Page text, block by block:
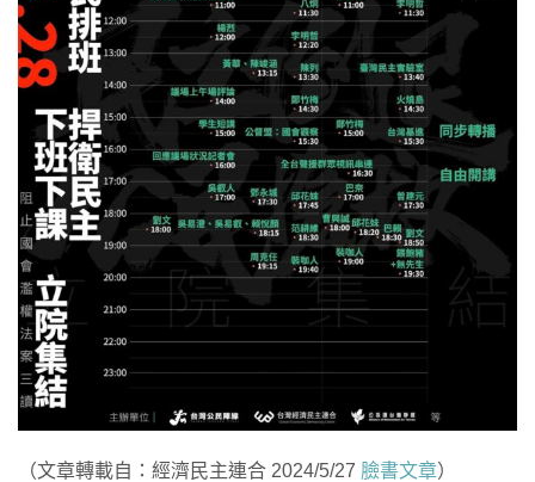
（文章轉載自：經濟民主連合 2024/5/27 臉書文章）